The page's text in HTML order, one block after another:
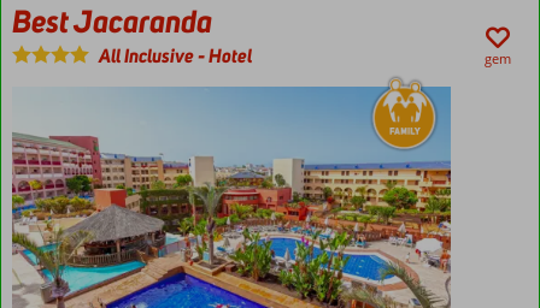
til 6
personer
Best Jacaranda
All Inclusive-Hotel gem